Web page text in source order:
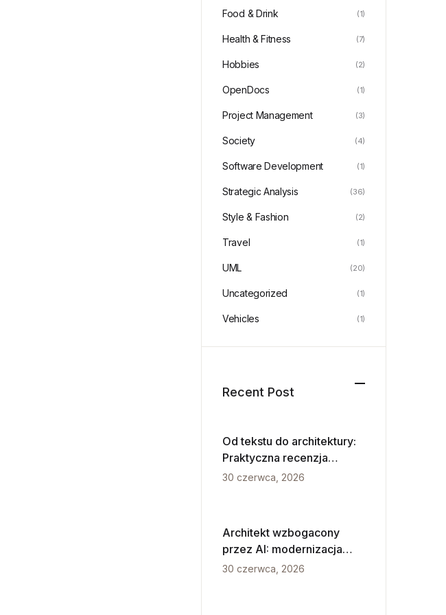
Food & Drink (1)
Health & Fitness (7)
Hobbies (2)
OpenDocs (1)
Project Management (3)
Society (4)
Software Development (1)
Strategic Analysis (36)
Style & Fashion (2)
Travel (1)
UML (20)
Uncategorized (1)
Vehicles (1)
Recent Post
Od tekstu do architektury:
Praktyczna recenzja
VPasCode i diagramowania
30 czerwca, 2026
Architekt wzbogacony
przez AI: modernizacja
UML dla szybkości Agile
30 czerwca, 2026